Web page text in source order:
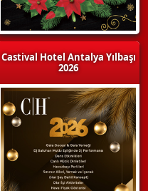
Castival Hotel Antalya Yılbaşı
2026